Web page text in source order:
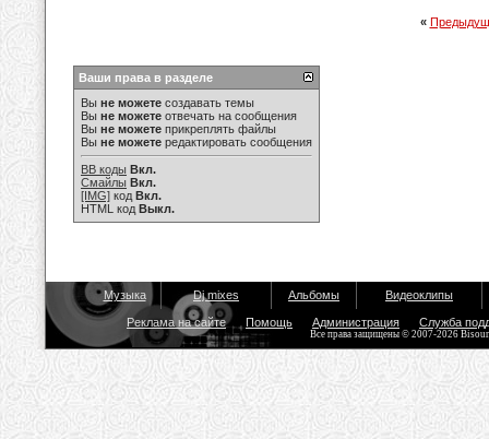
«
Ваши права в разделе
Вы не можете создавать темы
Вы не можете отвечать на сообщения
Вы не можете прикреплять файлы
Вы не можете редактировать сообщения
BB коды Вкл.
Смайлы Вкл.
[IMG] код Вкл.
HTML код Выкл.
Музыка Dj mixes Альбомы Видеоклипы
Реклама на сайте Помощь Администрация Служба
Все права защищены © 2007-2026